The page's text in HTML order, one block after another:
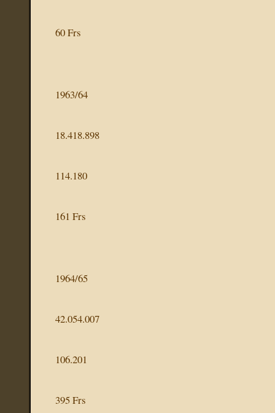
60 Frs
1963/64
18.418.898
114.180
161 Frs
1964/65
42.054.007
106.201
395 Frs